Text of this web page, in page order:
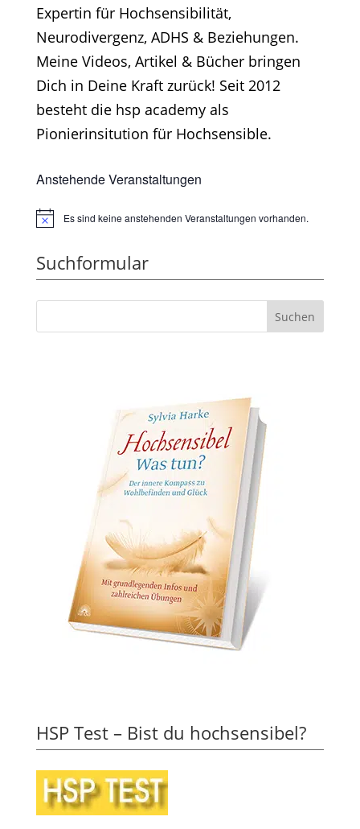
Expertin für Hochsensibilität,
Neurodivergenz, ADHS & Beziehungen.
Meine Videos, Artikel & Bücher bringen
Dich in Deine Kraft zurück! Seit 2012
besteht die hsp academy als
Pionierinsitution für Hochsensible.
Anstehende Veranstaltungen
HinweisEs sind keine anstehenden Veranstaltungen vorhanden.
Suchformular
HSP Test – Bist du hochsensibel?